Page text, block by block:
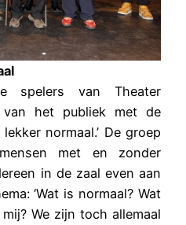
spelers van Theater
het publiek met de
normaal.’ De groep
met en zonder
in de zaal even aan
‘Wat is normaal? Wat
We zijn toch allemaal